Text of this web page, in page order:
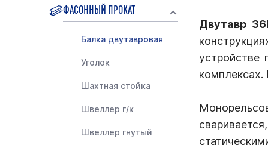
ФАСОННЫЙ ПРОКАТ
Балка двутавровая
Уголок
Шахтная стойка
Швеллер г/к
Швеллер гнутый
Двутавр
устройстве